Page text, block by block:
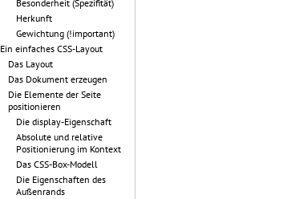
Besonderheit (Spezifität)
Herkunft
Gewichtung (!important)
Ein einfaches CSS-Layout
Das Layout
Das Dokument erzeugen
Die Elemente der Seite
positionieren
Die display-Eigenschaft
Absolute und relative
Positionierung im Kontext
Das CSS-Box-Modell
Die Eigenschaften des
Außenrands